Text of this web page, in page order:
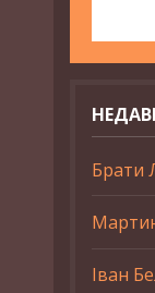
Брати
Іван